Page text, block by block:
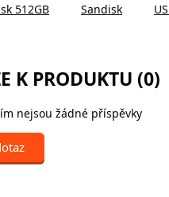
512GB Sandisk
K PRODUKTU (0)
nejsou žádné příspěvky